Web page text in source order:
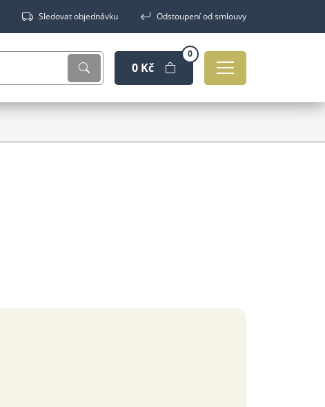
Sledovat objednávku Odstoupení od smlouvy
0 Kč
0